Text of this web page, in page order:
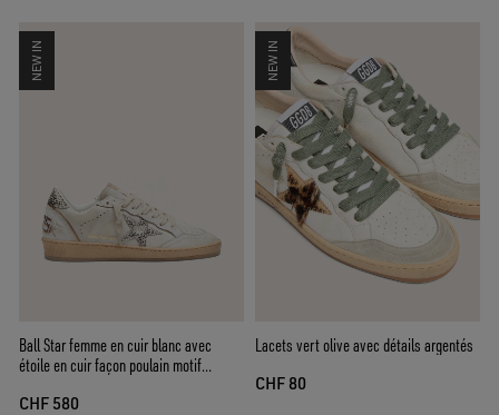
NEW IN
Ball Star femme en cuir blanc avec
étoile en cuir façon poulain motif
CHF 580
NEW IN
Lacets vert olive avec détails argentés
CHF 80